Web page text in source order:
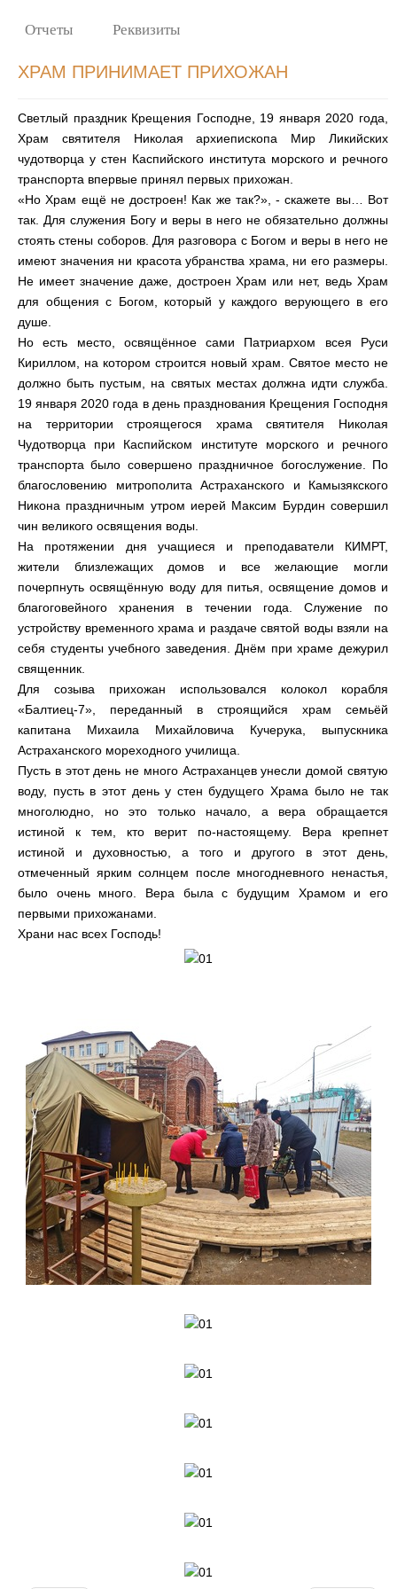
Отчеты Реквизиты
ХРАМ ПРИНИМАЕТ ПРИХОЖАН
Светлый праздник Крещения Господне, 19 января 2020 года,
Храм святителя Николая архиепископа Мир Ликийских
чудотворца у стен Каспийского института морского и речного
транспорта впервые принял первых прихожан.
«Но Храм ещё не достроен! Как же так?», - скажете вы… Вот
так. Для служения Богу и веры в него не обязательно должны
стоять стены соборов. Для разговора с Богом и веры в него не
имеют значения ни красота убранства храма, ни его размеры.
Не имеет значение даже, достроен Храм или нет, ведь Храм
для общения с Богом, который у каждого верующего в его
душе.
Но есть место, освящённое сами Патриархом всея Руси
Кириллом, на котором строится новый храм. Святое место не
должно быть пустым, на святых местах должна идти служба.
19 января 2020 года в день празднования Крещения Господня
на территории строящегося храма святителя Николая
Чудотворца при Каспийском институте морского и речного
транспорта было совершено праздничное богослужение. По
благословению митрополита Астраханского и Камызякского
Никона праздничным утром иерей Максим Бурдин совершил
чин великого освящения воды.
На протяжении дня учащиеся и преподаватели КИМРТ,
жители близлежащих домов и все желающие могли
почерпнуть освящённую воду для питья, освящение домов и
благоговейного хранения в течении года. Служение по
устройству временного храма и раздаче святой воды взяли на
себя студенты учебного заведения. Днём при храме дежурил
священник.
Для созыва прихожан использовался колокол корабля
«Балтиец-7», переданный в строящийся храм семьёй
капитана Михаила Михайловича Кучерука, выпускника
Астраханского мореходного училища.
Пусть в этот день не много Астраханцев унесли домой святую
воду, пусть в этот день у стен будущего Храма было не так
многолюдно, но это только начало, а вера обращается
истиной к тем, кто верит по-настоящему. Вера крепнет
истиной и духовностью, а того и другого в этот день,
отмеченный ярким солнцем после многодневного ненастья,
было очень много. Вера была с будущим Храмом и его
первыми прихожанами.
Храни нас всех Господь!